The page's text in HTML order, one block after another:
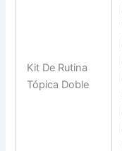
Kit De Rutina
Tópica Doble